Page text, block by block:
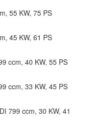
55 KW, 75 PS
45 KW, 61 PS
ccm, 40 KW, 55 PS
ccm, 33 KW, 45 PS
799 ccm, 30 KW, 41